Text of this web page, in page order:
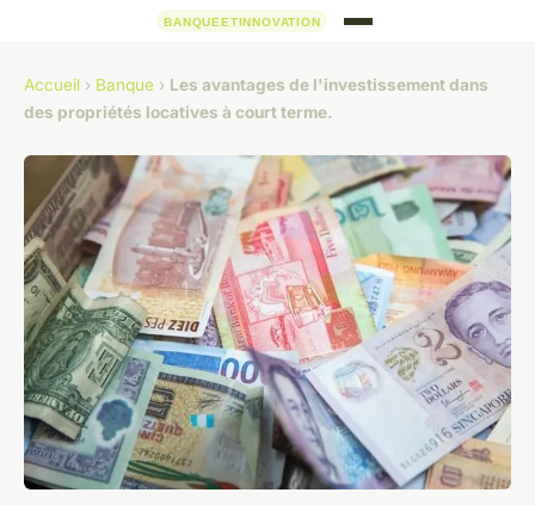
Accueil › Banque › Les avantages de l'investissement dans
des propriétés locatives à court terme.